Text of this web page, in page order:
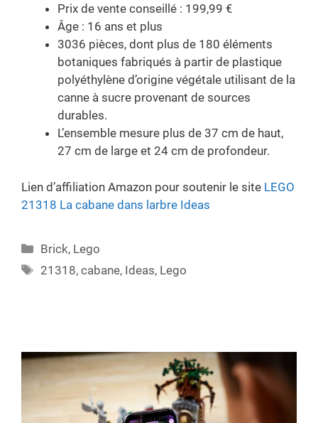
Prix de vente conseillé : 199,99 €
Âge : 16 ans et plus
3036 pièces, dont plus de 180 éléments
botaniques fabriqués à partir de plastique
polyéthylène d’origine végétale utilisant de la
canne à sucre provenant de sources
durables.
L’ensemble mesure plus de 37 cm de haut,
27 cm de large et 24 cm de profondeur.
Lien d’affiliation Amazon pour soutenir le site LEGO
21318 La cabane dans larbre Ideas
Categories
Brick, Lego
Tags
21318,cabane, Ideas, Lego